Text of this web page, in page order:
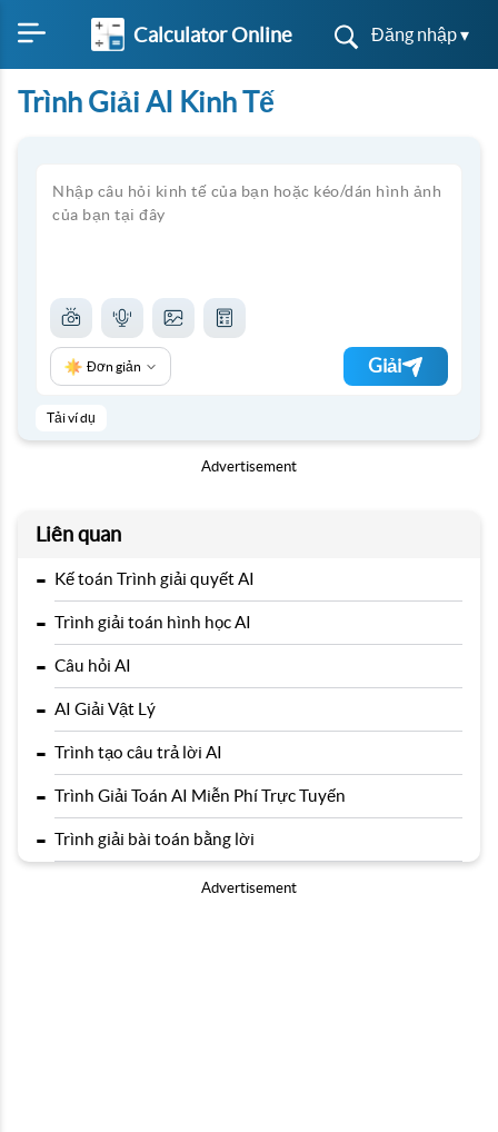
Calculator Online Đăng nhập ▾
Trình Giải AI Kinh Tế
Đơn giản Giải
Tải ví dụ
Advertisement
Liên quan
- Kế toán Trình giải quyết AI
- Trình giải toán hình học AI
- Câu hỏi AI
- AI Giải Vật Lý
- Trình tạo câu trả lời AI
- Trình Giải Toán AI Miễn Phí Trực Tuyến
- Trình giải bài toán bằng lời
Advertisement